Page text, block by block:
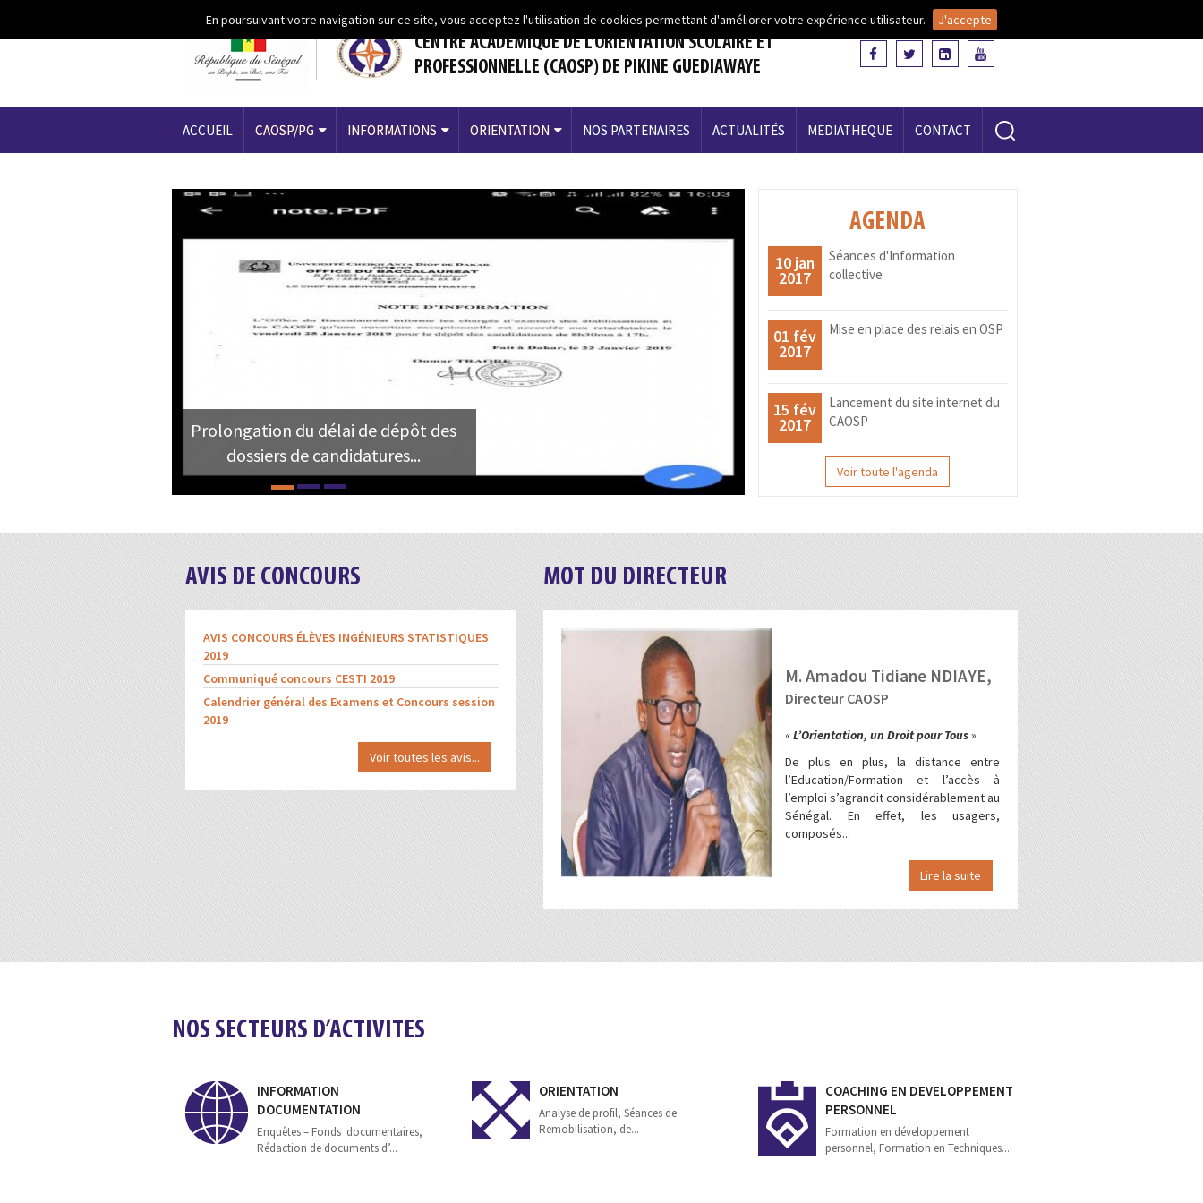
En poursuivant votre navigation sur ce site, vous acceptez l'utilisation de cookies permettant d'améliorer votre expérience utilisateur. J'accepte
CENTRE ACADEMIQUE DE L’ORIENTATION SCOLAIRE ET
PROFESSIONNELLE (CAOSP) DE PIKINE GUEDIAWAYE
ACCUEIL CAOSP/PG INFORMATIONS ORIENTATION NOS PARTENAIRES ACTUALITÉS MEDIATHEQUE CONTACT
Prolongation du délai de dépôt des
dossiers de candidatures...
AGENDA
10 jan
2017
Séances d'Information
collective
01 fév
2017
Mise en place des relais en OSP
15 fév
2017
Lancement du site internet du
CAOSP
Voir toute l'agenda
AVIS DE CONCOURS
AVIS CONCOURS ÉLÈVES INGÉNIEURS STATISTIQUES
2019
Communiqué concours CESTI 2019
Calendrier général des Examens et Concours session
2019
Voir toutes les avis...
MOT DU DIRECTEUR
M. Amadou Tidiane NDIAYE,
Directeur CAOSP
«L’Orientation, un Droit pour Tous»
De plus en plus, la distance entre
l’Education/Formation et l’accès à
l’emploi s’agrandit considérablement au
Sénégal. En effet, les usagers,
composés...
Lire la suite
NOS SECTEURS D’ACTIVITES
INFORMATION
DOCUMENTATION
Enquêtes – Fonds documentaires,
Rédaction de documents d’...
ORIENTATION
Analyse de profil, Séances de
Remobilisation, de...
COACHING EN DEVELOPPEMENT
PERSONNEL
Formation en développement
personnel, Formation en Techniques...